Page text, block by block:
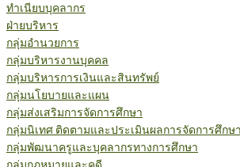
ทำเนียบบุคลากร
ฝ่ายบริหาร
กลุ่มอำนวยการ
กลุ่มบริหารงานบุคคล
กลุ่มบริหารการเงินและสินทรัพย์
กลุ่มนโยบายและแผน
กลุ่มส่งเสริมการจัดการศึกษา
กลุ่มนิเทศ ติดตามและประเมินผลการจัดการศึกษา
กลุ่มพัฒนาครูและบุคลากรทางการศึกษา